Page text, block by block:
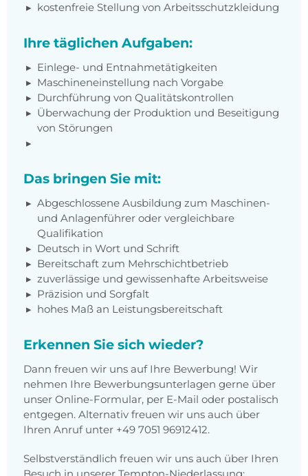
kostenfreie Stellung von Arbeitsschutzkleidung
Ihre täglichen Aufgaben:
Einlege- und Entnahmetätigkeiten
Maschineneinstellung nach Vorgabe
Durchführung von Qualitätskontrollen
Überwachung der Produktion und Beseitigung
von Störungen
Das bringen Sie mit:
Abgeschlossene Ausbildung zum Maschinen-
und Anlagenführer oder vergleichbare
Qualifikation
Deutsch in Wort und Schrift
Bereitschaft zum Mehrschichtbetrieb
zuverlässige und gewissenhafte Arbeitsweise
Präzision und Sorgfalt
hohes Maß an Leistungsbereitschaft
Erkennen Sie sich wieder?
Dann freuen wir uns auf Ihre Bewerbung! Wir
nehmen Ihre Bewerbungsunterlagen gerne über
unser Online-Formular, per E-Mail oder postalisch
entgegen. Alternativ freuen wir uns auch über
Ihren Anruf unter +49 7051 96912412.
Selbstverständlich freuen wir uns auch über Ihren